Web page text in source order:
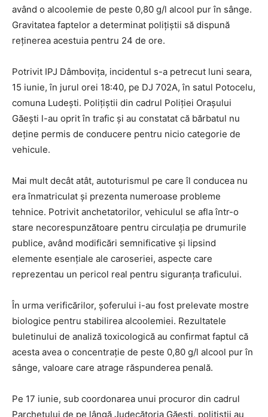
având o alcoolemie de peste 0,80 g/l alcool pur în sânge.
Gravitatea faptelor a determinat polițiștii să dispună
reținerea acestuia pentru 24 de ore.
Potrivit IPJ Dâmbovița, incidentul s-a petrecut luni seara,
15 iunie, în jurul orei 18:40, pe DJ 702A, în satul Potocelu,
comuna Ludești. Polițiștii din cadrul Poliției Orașului
Găești l-au oprit în trafic și au constatat că bărbatul nu
deține permis de conducere pentru nicio categorie de
vehicule.
Mai mult decât atât, autoturismul pe care îl conducea nu
era înmatriculat și prezenta numeroase probleme
tehnice. Potrivit anchetatorilor, vehiculul se afla într-o
stare necorespunzătoare pentru circulația pe drumurile
publice, având modificări semnificative și lipsind
elemente esențiale ale caroseriei, aspecte care
reprezentau un pericol real pentru siguranța traficului.
În urma verificărilor, șoferului i-au fost prelevate mostre
biologice pentru stabilirea alcoolemiei. Rezultatele
buletinului de analiză toxicologică au confirmat faptul că
acesta avea o concentrație de peste 0,80 g/l alcool pur în
sânge, valoare care atrage răspunderea penală.
Pe 17 iunie, sub coordonarea unui procuror din cadrul
Parchetului de pe lângă Judecătoria Găești, polițiștii au